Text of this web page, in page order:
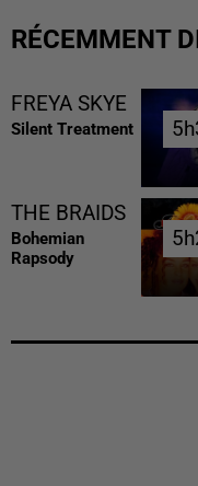
RÉCEMMENT
FREYA SKYE
Silent Treatment
THE BRAIDS
Bohemian
Rapsody